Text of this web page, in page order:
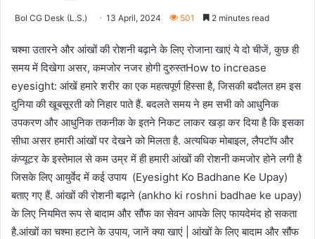
Bol CG Desk (L.S.) 13 April, 2024 501 2 minutes read
चश्मा उतारने और आंखों की रोशनी बढ़ाने के लिए रोजाना खाएं ये दो चीजें, कुछ ही
समय में दिखेगा असर, कमजोर नजर होगी दुरुस्तHow to increase
eyesight: आंखें हमारे शरीर का एक महत्वपूर्ण हिस्सा है, जिसकी बदौलत हम इस
दुनिया की खूबसूरती को निहार पाते हैं. बदलते समय ने हम सभी को आधुनिक
उपकरण और आधुनिक तकनीक के इतने निकट लाकर खड़ा कर दिया है कि इसका
सीधा असर हमारी आंखों पर देखने को मिलता है. अत्यधिक मोबाइल, लैपटॉप और
कंप्यूटर के इस्तेमाल से कम उम्र में ही हमारी आंखों की रोशनी कमजोर होने लगी है
जिसके लिए आयुर्वेद में कई उपाय (Eyesight Ko Badhane Ke Upay)
बताए गए हैं. आंखों की रोशनी बढ़ाने (ankho ki roshni badhae ke upay)
के लिए नियमित रूप से बादाम और सौंफ का सेवन आपके लिए फायदेमंद हो सकता
है.आंखों का चश्मा हटाने के उपाय, जानें क्या खाएं | आंखों के लिए बादाम और सौंफ